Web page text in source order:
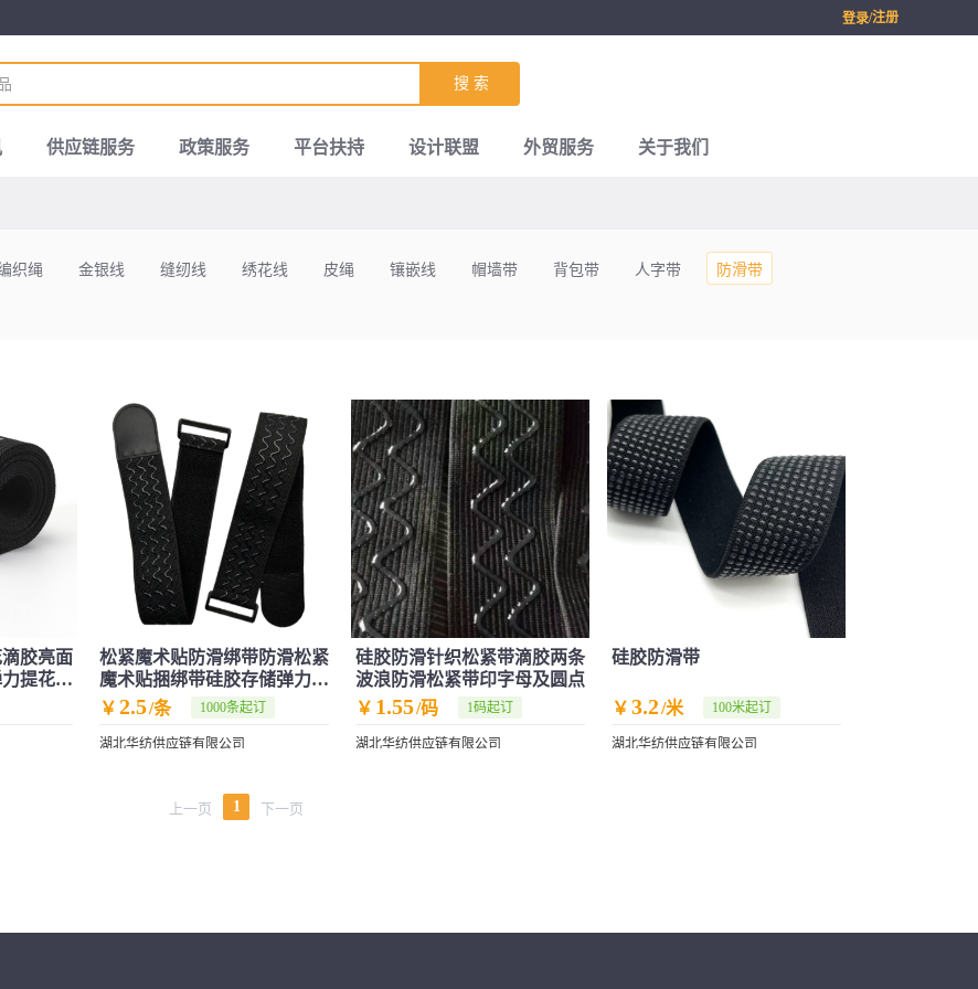
登录/注册
搜 索
供应链服务 政策服务 平台扶持 设计联盟 外贸服务 关于我们
织绳 金银线 缝纫线 绣花线 皮绳 镶嵌线 帽墙带 背包带 人字带
防滑带
胶亮面
提花织
松紧魔术贴防滑绑带防滑松紧
魔术贴捆绑带硅胶存储弹力松
紧带
￥ 2.5/条 1000条起订
湖北华纺供应链有限公司
硅胶防滑针织松紧带滴胶两条
波浪防滑松紧带印字母及圆点
￥ 1.55/码 1码起订
湖北华纺供应链有限公司
硅胶防滑带
￥ 3.2/米 100米起订
湖北华纺供应链有限公司
上一页 1 下一页